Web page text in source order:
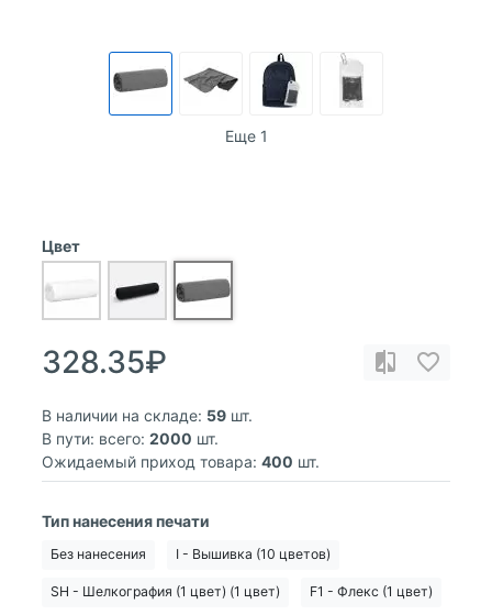
Еще 1
Цвет
328.35₽
В наличии на складе: 59 шт.
В пути: всего: 2000 шт.
Ожидаемый приход товара: 400 шт.
Тип нанесения печати
Без нанесения I - Вышивка (10 цветов)
SH - Шелкография (1 цвет) (1 цвет) F1 - Флекс (1 цвет)